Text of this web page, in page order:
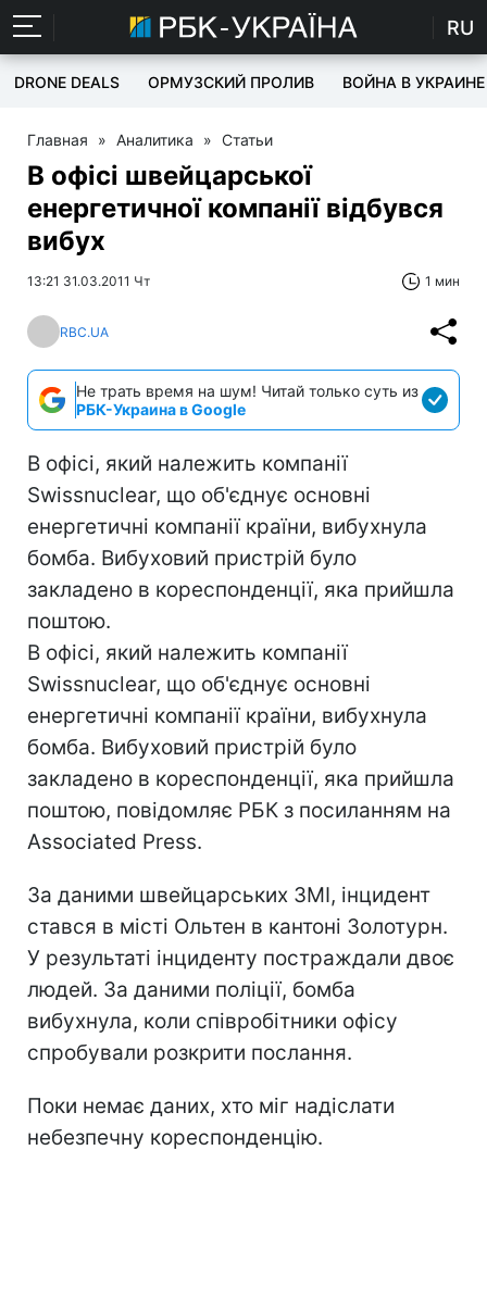
RU
DRONE DEALS ОРМУЗСКИЙ ПРОЛИВ ВОЙНА В УКРАИНЕ
Главная » Аналитика » Статьи
В офісі швейцарської
енергетичної компанії відбувся
вибух
13:21 31.03.2011 Чт 1 мин
RBC.UA
Не трать время на шум! Читай только суть из
РБК-Украина в Google
В офісі, який належить компанії
Swissnuclear, що об'єднує основні
енергетичні компанії країни, вибухнула
бомба. Вибуховий пристрій було
закладено в кореспонденції, яка прийшла
поштою.
В офісі, який належить компанії
Swissnuclear, що об'єднує основні
енергетичні компанії країни, вибухнула
бомба. Вибуховий пристрій було
закладено в кореспонденції, яка прийшла
поштою, повідомляє РБК з посиланням на
Associated Press.
За даними швейцарських ЗМІ, інцидент
стався в місті Ольтен в кантоні Золотурн.
У результаті інциденту постраждали двоє
людей. За даними поліції, бомба
вибухнула, коли співробітники офісу
спробували розкрити послання.
Поки немає даних, хто міг надіслати
небезпечну кореспонденцію.